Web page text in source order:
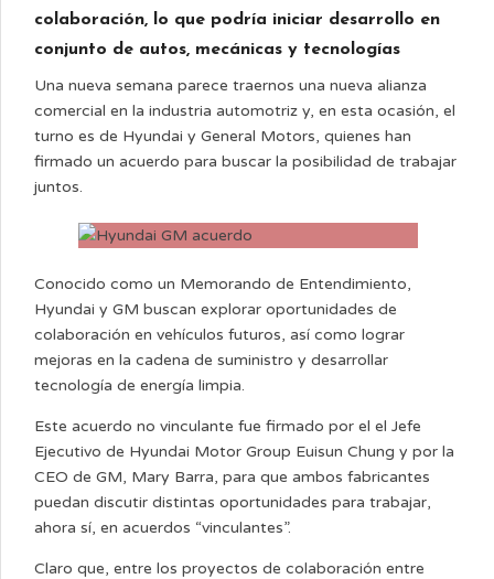
colaboración, lo que podría iniciar desarrollo en
conjunto de autos, mecánicas y tecnologías
Una nueva semana parece traernos una nueva alianza
comercial en la industria automotriz y, en esta ocasión, el
turno es de Hyundai y General Motors, quienes han
firmado un acuerdo para buscar la posibilidad de trabajar
juntos.
Conocido como un Memorando de Entendimiento,
Hyundai y GM buscan explorar oportunidades de
colaboración en vehículos futuros, así como lograr
mejoras en la cadena de suministro y desarrollar
tecnología de energía limpia.
Este acuerdo no vinculante fue firmado por el el Jefe
Ejecutivo de Hyundai Motor Group Euisun Chung y por la
CEO de GM, Mary Barra, para que ambos fabricantes
puedan discutir distintas oportunidades para trabajar,
ahora sí, en acuerdos “vinculantes”.
Claro que, entre los proyectos de colaboración entre